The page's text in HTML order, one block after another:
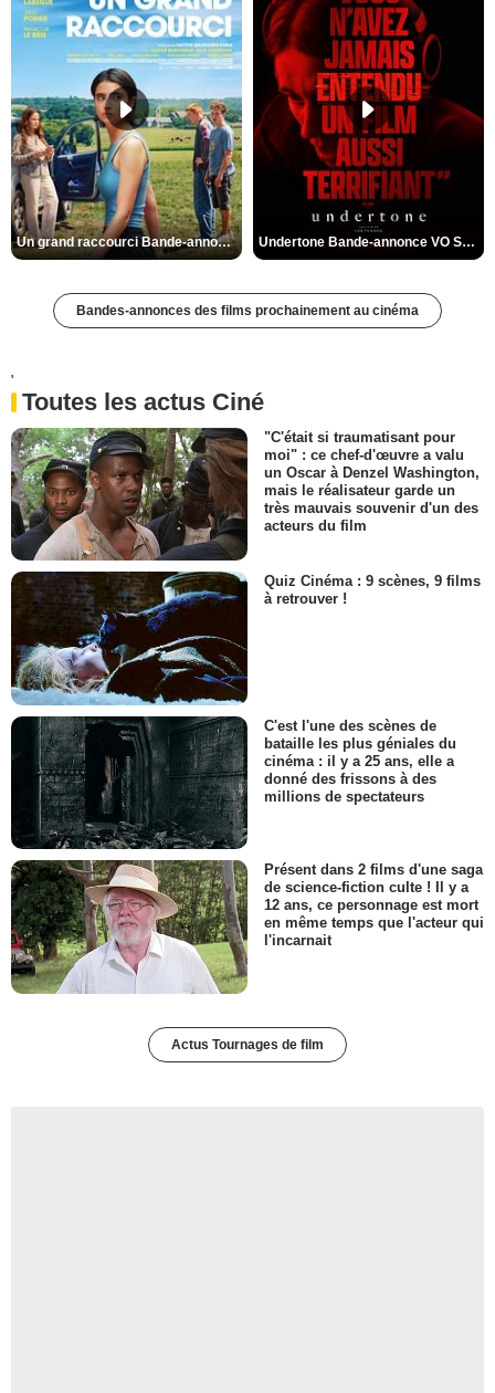
Un grand raccourci Bande-annonce VF Undertone Bande-annonce VO STFR
Bandes-annonces des films prochainement au cinéma
'
Toutes les actus Ciné
"C'était si traumatisant pour
moi" : ce chef-d'œuvre a valu
un Oscar à Denzel Washington,
mais le réalisateur garde un
très mauvais souvenir d'un des
acteurs du film
Quiz Cinéma : 9 scènes, 9 films
à retrouver !
C'est l'une des scènes de
bataille les plus géniales du
cinéma : il y a 25 ans, elle a
donné des frissons à des
millions de spectateurs
Présent dans 2 films d'une saga
de science-fiction culte ! Il y a
12 ans, ce personnage est mort
en même temps que l'acteur qui
l'incarnait
Actus Tournages de film